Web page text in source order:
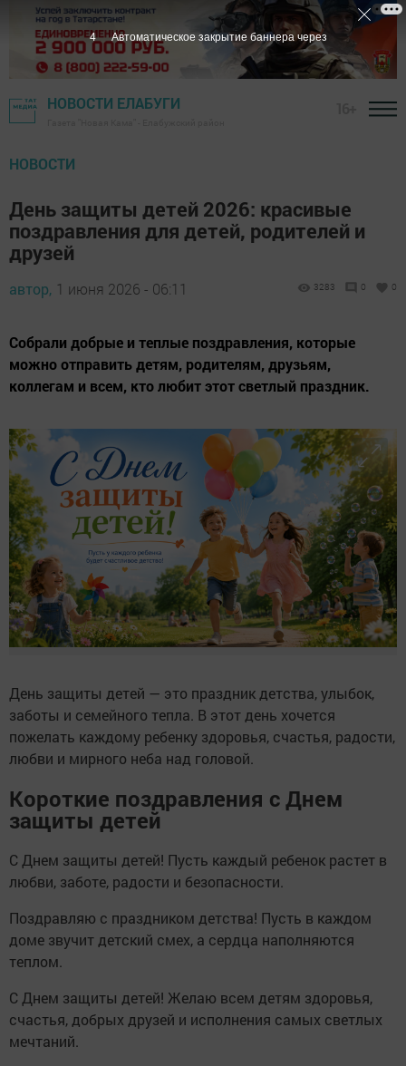
НОВОСТИ ЕЛАБУГИ
НОВОСТИ
День защиты детей 2026: красивые
поздравления для детей, родителей и
друзей
автор, 1 июня 2026 - 06:11 3283 0 0
Собрали добрые и теплые поздравления, которые
можно отправить детям, родителям, друзьям,
коллегам и всем, кто любит этот светлый праздник.
День защиты детей — это праздник детства, улыбок,
заботы и семейного тепла. В этот день хочется
пожелать каждому ребенку здоровья, счастья, радости,
любви и мирного неба над головой.
Короткие поздравления с Днем
защиты детей
С Днем защиты детей! Пусть каждый ребенок растет в
любви, заботе, радости и безопасности.
Поздравляю с праздником детства! Пусть в каждом
доме звучит детский смех, а сердца наполняются
теплом.
С Днем защиты детей! Желаю всем детям здоровья,
счастья, добрых друзей и исполнения самых светлых
мечтаний.
2 Автоматическое закрытие баннера через